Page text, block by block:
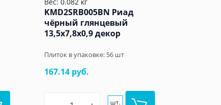
KMD2SRB005BN Риад
чёрный глянцевый
13,5x7,8x0,9 декор
Плиток в упаковке: 56 шт
167.14 руб.
шт.